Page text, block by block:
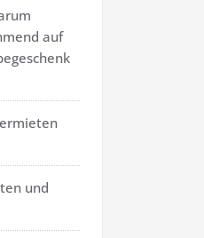
auf
und